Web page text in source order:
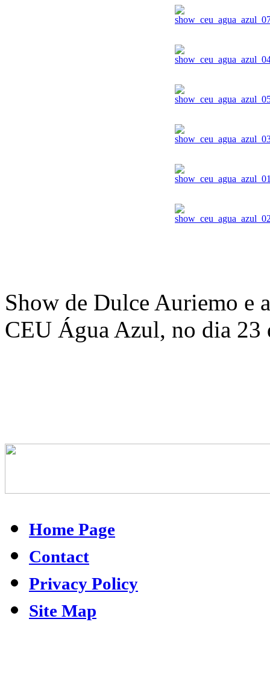
Show de Dulce Auriemo e
CEU Água Azul, no dia 23
Home Page
Contact
Privacy Policy
Site Map